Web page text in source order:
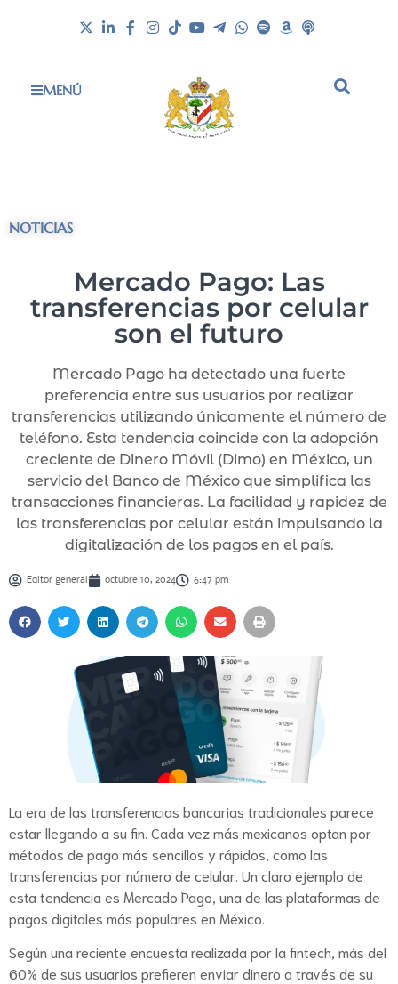
MENÚ
NOTICIAS
Mercado Pago: Las
transferencias por celular
son el futuro
Mercado Pago ha detectado una fuerte
preferencia entre sus usuarios por realizar
transferencias utilizando únicamente el número de
teléfono. Esta tendencia coincide con la adopción
creciente de Dinero Móvil (Dimo) en México, un
servicio del Banco de México que simplifica las
transacciones financieras. La facilidad y rapidez de
las transferencias por celular están impulsando la
digitalización de los pagos en el país.
Editor general octubre 10, 2024 6:47 pm
La era de las transferencias bancarias tradicionales parece
estar llegando a su fin. Cada vez más mexicanos optan por
métodos de pago más sencillos y rápidos, como las
transferencias por número de celular. Un claro ejemplo de
esta tendencia es Mercado Pago, una de las plataformas de
pagos digitales más populares en México.
Según una reciente encuesta realizada por la fintech, más del
60% de sus usuarios prefieren enviar dinero a través de su